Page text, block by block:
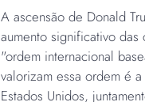
A ascensão de Donald
aumento significativo
"ordem internacional
valorizam essa ordem é
Estados Unidos,